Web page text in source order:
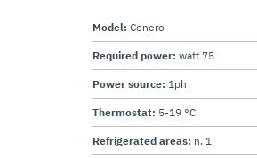
Model: Conero
Required power: watt 75
Power source: 1ph
Thermostat: 5-19 °C
Refrigerated areas: n. 1